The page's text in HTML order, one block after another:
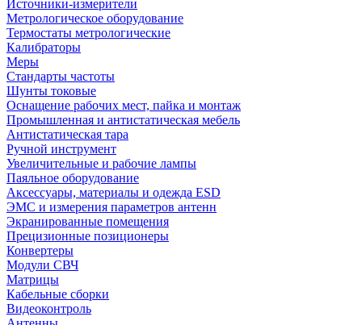
Источники-измерители
Метрологическое оборудование
Термостаты метрологические
Калибраторы
Меры
Стандарты частоты
Шунты токовые
Оснащение рабочих мест, пайка и монтаж
Промышленная и антистатическая мебель
Антистатическая тара
Ручной инструмент
Увеличительные и рабочие лампы
Паяльное оборудование
Аксессуары, материалы и одежда ESD
ЭМС и измерения параметров антенн
Экранированные помещения
Прецизионные позиционеры
Конвертеры
Модули СВЧ
Матрицы
Кабельные сборки
Видеоконтроль